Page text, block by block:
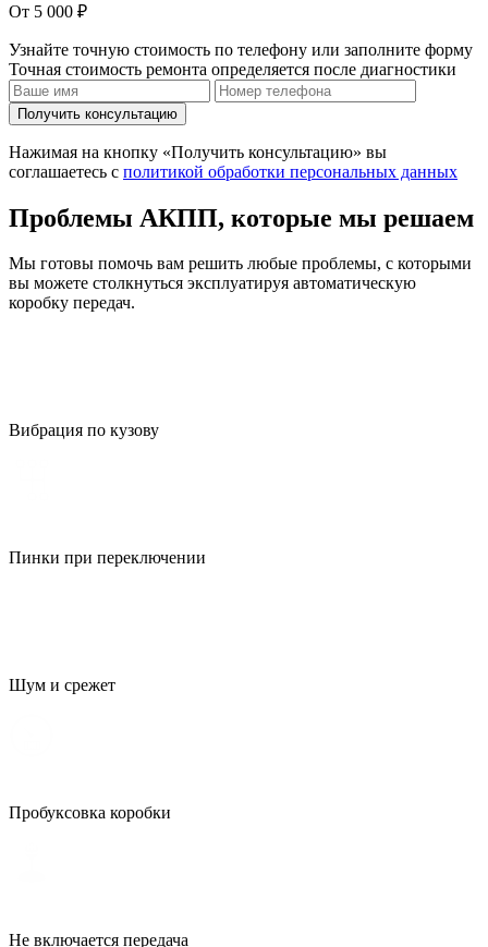
От 5 000 ₽
Узнайте точную стоимость по телефону или заполните форму
Точная стоимость ремонта определяется после диагностики
Получить консультацию
Нажимая на кнопку «Получить консультацию» вы
соглашаетесь с политикой обработки персональных данных
Проблемы АКПП, которые мы решаем
Мы готовы помочь вам решить любые проблемы, с которыми
вы можете столкнуться эксплуатируя автоматическую
коробку передач.
Вибрация по кузову
Пинки при переключении
Шум и срежет
Пробуксовка коробки
Не включается передача